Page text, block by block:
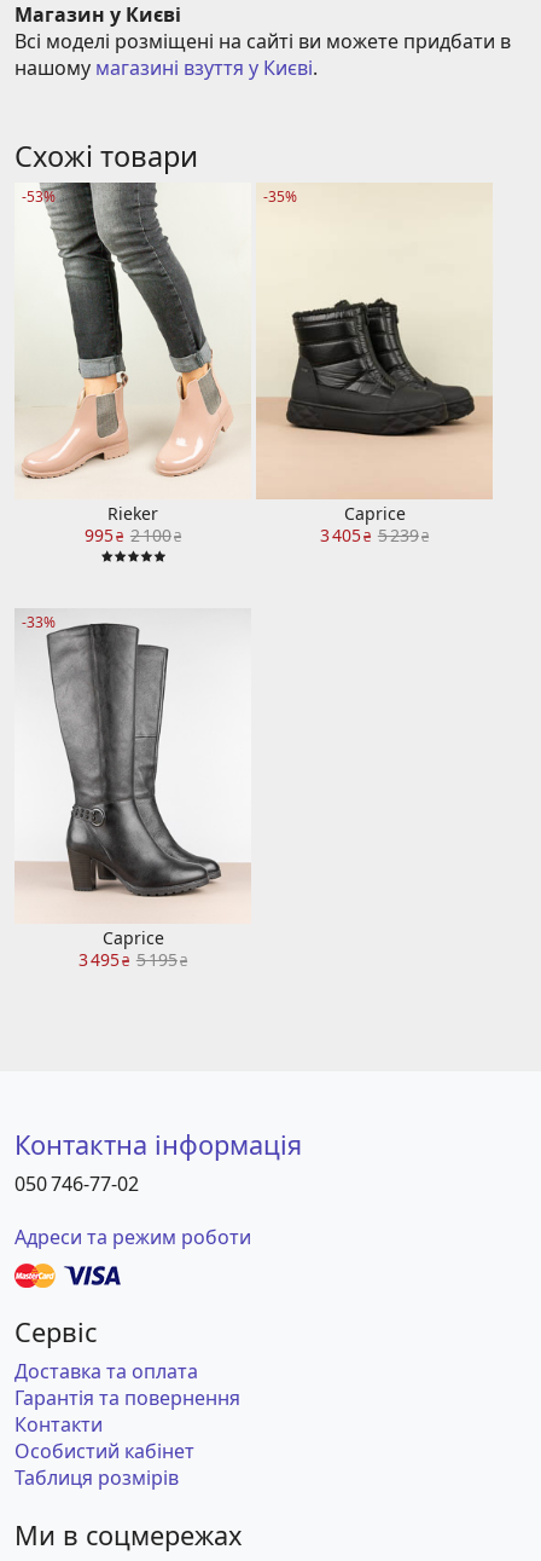
Магазин у Києві
Всі моделі розміщені на сайті ви можете придбати в
нашому магазині взуття у Києві.
Схожі товари
-53%
Rieker
995₴ 2 100₴
-35%
Caprice
3 405₴ 5 239₴
-33%
Caprice
3 495₴ 5 195₴
Контактна інформація
050 746-77-02
Адреси та режим роботи
Сервіс
Доставка та оплата
Гарантія та повернення
Контакти
Особистий кабінет
Таблиця розмірів
Ми в соцмережах